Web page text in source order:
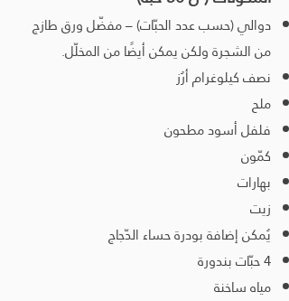
دوالي (حسب عدد الحبّات) – مفضّل ورق طازج
من الشجرة ولكن يمكن أيضًا من المخلّل.
نصف كيلوغرام أرُز
ملح
فلفل أسود مطحون
كمّون
بهارات
زيت
يُمكن إضافة بودرة حساء الدّجاج
4 حبّات بندورة
مياه ساخنة